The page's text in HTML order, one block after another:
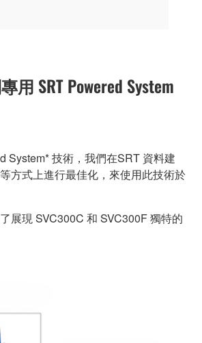
用 SRT Powered System
System* 技術，我們在SRT 資料建
方式上進行最佳化，來使用此技術於
展現 SVC300C 和 SVC300F 獨特的